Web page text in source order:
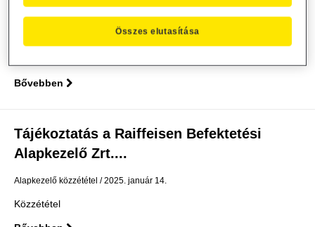
dokumentum módosítás
2025. január 22.
Bővebben
Tájékoztatás a Raiffeisen Befektetési
Alapkezelő Zrt....
Alapkezelő közzététel 2025. január 14.
Közzététel
Összes elutasítása